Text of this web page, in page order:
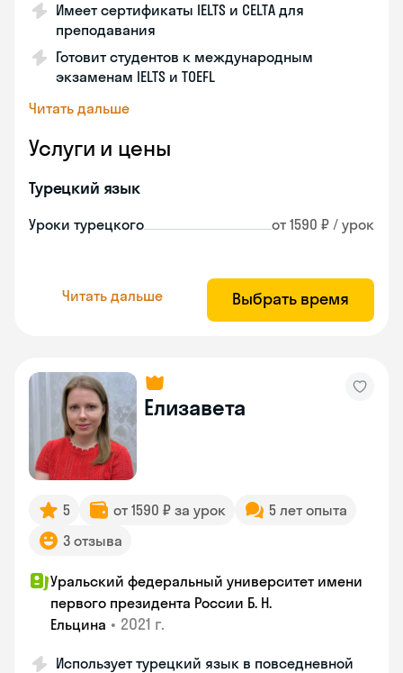
Имеет сертификаты IELTS и CELTA для
преподавания
Готовит студентов к международным
экзаменам IELTS и TOEFL
Читать дальше
Услуги и цены
Турецкий язык
Уроки турецкого от 1590 ₽ / урок
Читать дальше Выбрать время
Елизавета
5 от 1590 ₽ за урок
5 лет опыта
3 отзыва
Уральский федеральный университет имени
первого президента России Б. Н.
Ельцина • 2021 г.
Использует турецкий язык в повседневной